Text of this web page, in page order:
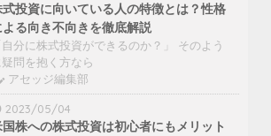
式投資に向いている人の特徴とは？性格
よる向き不向きを徹底解説
自分に株式投資ができるのか？」 そのよう
疑問を抱く方なら
アセッジ編集部
2023/05/04
国株への株式投資は初心者にもメリット